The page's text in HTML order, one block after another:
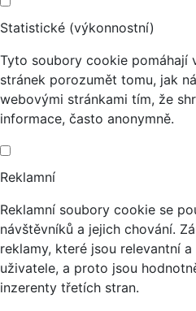
Statistické (výkonnostní)
Tyto soubory cookie pomáhají
stránek porozumět tomu, jak
webovými stránkami tím, že
informace, často anonymně.
Reklamní
Reklamní soubory cookie se
návštěvníků a jejich chování.
reklamy, které jsou relevantní
uživatele, a proto jsou
inzerenty třetích stran.